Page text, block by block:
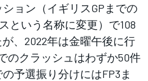
ョン（イギリスGPまでの
という名称に変更）で108
、2022年は金曜午後に行
のクラッシュはわずか50件
予選振り分けにはFP3ま